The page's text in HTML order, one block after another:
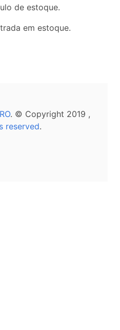
de estoque.
em estoque.
. © Copyright 2019 ,
reserved.